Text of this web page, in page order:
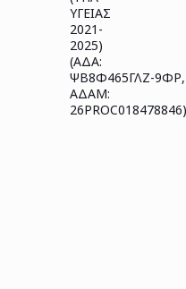
ΥΓΕΙΑΣ
2021-
2025)
(ΑΔΑ:
ΨΒ8Φ465ΓΛΖ-9ΦΡ,
ΑΔΑΜ:
26PROC018478846)